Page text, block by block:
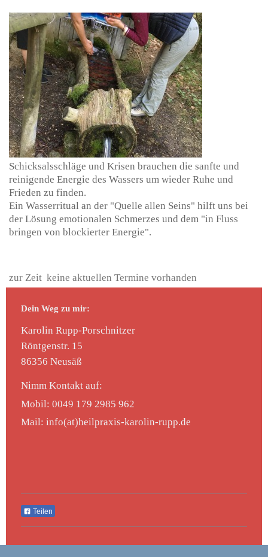
Schicksalsschläge und Krisen brauchen die sanfte und
reinigende Energie des Wassers um wieder Ruhe und
Frieden zu finden.
Ein Wasserritual an der "Quelle allen Seins" hilft uns bei
der Lösung emotionalen Schmerzes und dem "in Fluss
bringen von blockierter Energie".
zur Zeit keine aktuellen Termine vorhanden
Dein Weg zu mir:
Karolin Rupp-Porschnitzer
Röntgenstr. 15
86356 Neusäß
Nimm Kontakt auf:
Mobil: 0049 179 2985 962
Mail: info(at)heilpraxis-karolin-rupp.de
Teilen